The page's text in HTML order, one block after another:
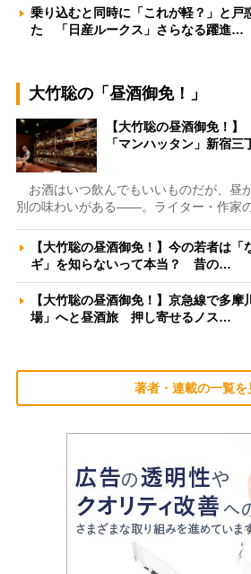
乗り込むと同時に「これが軽？」と戸
た 「日産ルークス」さらなる躍進…
大竹聡の「昼酒御免！」
【大竹聡の昼酒御免！】
「マンハッタン」新宿
お酒はいつ飲んでもいいものだが、昼
別の味わいがある――。ライター・作家
【大竹聡の昼酒御免！】今の若者は
ギ」を知らないって本当？ 昔の…
【大竹聡の昼酒御免！】京急線で多
場」へと昼酒旅 押し寄せるノス…
著者・連載の一覧を